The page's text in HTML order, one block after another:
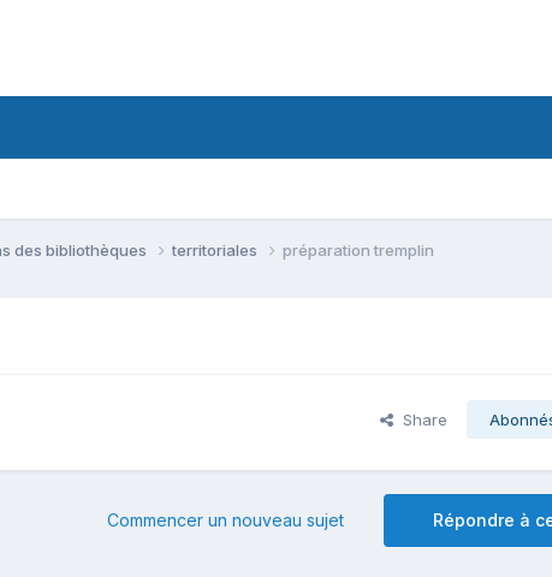
des bibliothèques territoriales préparation tremplin
Share
Répondre à
Commencer un nouveau sujet